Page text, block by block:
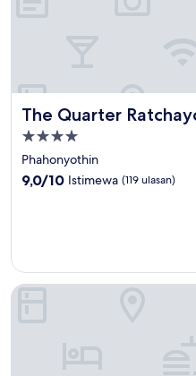
The Quarter
The Quarter Ratchayothin
Properti
bintang
4.0
Phahonyothin
9.0
9,0/10 Istimewa (119 ulasan)
Iyarin @Tuk Chang